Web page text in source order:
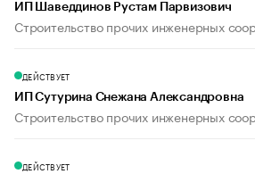
ИП Шаведдинов Рустам Парвизович
Строительство прочих инженерных
ДЕЙСТВУЕТ
ИП Сутурина Снежана Александровна
Строительство прочих инженерных
ДЕЙСТВУЕТ